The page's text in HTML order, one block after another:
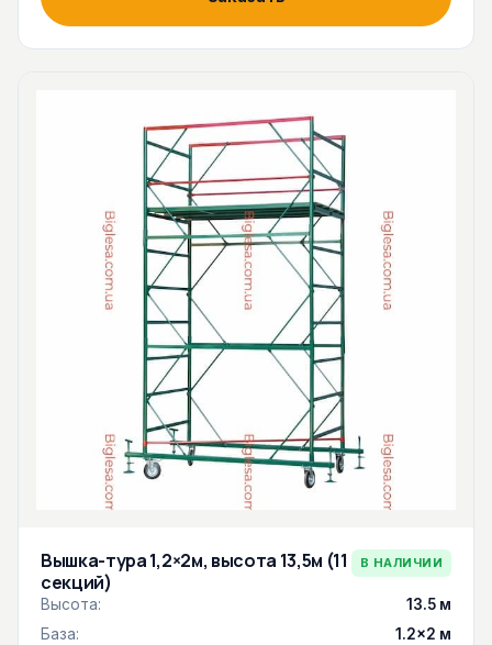
Вышка-тура 1,2×2м, высота 13,5м (11
секций)
В НАЛИЧИИ
Высота:
13.5 м
База:
1.2×2 м